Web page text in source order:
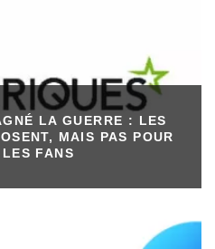
LA GUERRE : LES
MAIS PAS POUR
FANS